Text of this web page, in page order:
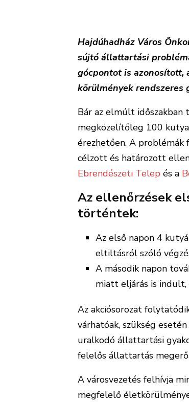
Hajdúhadház Város
sújtó állattartási
gócpontot is
körülmények rendszeres
Bár az elmúlt
megközelítőleg 100
érezhetően. A problémák
célzott és határozott
Ebrendészeti Telep és a
Az ellenőrzések
történtek:
Az első napon 4
eltiltásról szóló
A második napon
miatt eljárás is
Az akciósorozat
várhatóak, szükség
uralkodó állattartási
felelős állattartás
A városvezetés felhívja
megfelelő